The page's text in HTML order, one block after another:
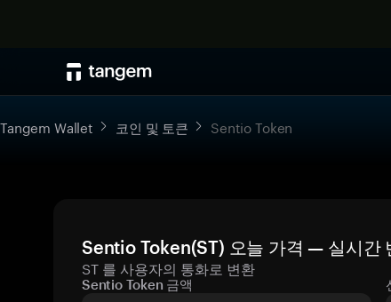
Tangem Wallet 코인 및 토큰 Sentio Token
Sentio Token(ST) 오늘 가격 — 실시간
ST 를 사용자의 통화로 변환
Sentio Token 금액